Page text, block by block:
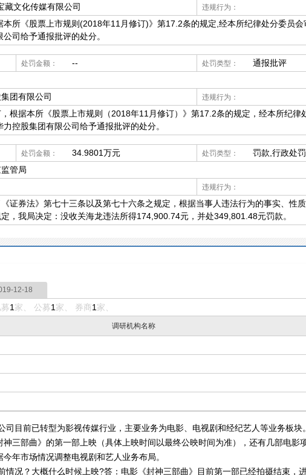
藏文化传媒有限公司
违规行为：
所《股票上市规则(2018年11月修订)》第17.2条的规定,经本所纪律处分委员
司给予通报批评的处分。
处罚金额： -- 处罚类型： 通报批评
团有限公司
违规行为：
据本所《股票上市规则（2018年11月修订）》第17.2条的规定，经本所纪律
股集团有限公司给予通报批评的处分。
处罚金额： 34.9801万元 处罚类型： 罚款,行政处罚
管局
违规行为：
券法》第七十三条以及第七十六条之规定，根据当事人违法行为的事实、性
，我局决定：没收关海龙违法所得174,900.74元，并处349,801.48元罚款。
12-18
1 家、 公募1 家、 券商1 家、
调研机构名称
目前已转型为影视传媒行业，主要业务为电影、电视剧和经纪艺人等业务板块
三部曲》的第一部上映（具体上映时间以最终公映时间为准），还有几部电影
年市场情况调整电视剧和艺人业务布局。
况？大概什么时候上映?答：电影《封神三部曲》目前第一部已经拍摄结束，